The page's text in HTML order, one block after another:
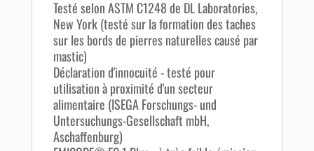
Testé selon ASTM C1248 de DL Laboratories,
New York (testé sur la formation des taches
sur les bords de pierres naturelles causé par
mastic)
Déclaration d'innocuité - testé pour
utilisation à proximité d'un secteur
alimentaire (ISEGA Forschungs- und
Untersuchungs-Gesellschaft mbH,
Aschaffenburg)